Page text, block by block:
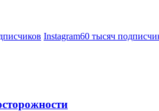
Instagram60 тысяч